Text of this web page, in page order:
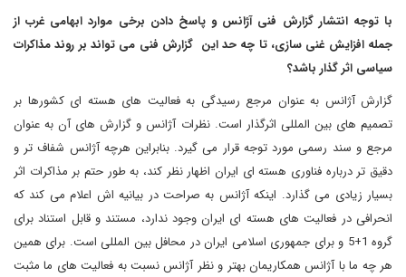
با توجه انتشار گزارش فنی آژانس و پاسخ دادن برخی موارد ابهامی غرب از
جمله افزایش غنی سازی، تا چه حد این گزارش فنی می تواند بر روند مذاکرات
سیاسی اثر گذار باشد؟
گزارش آژانس به عنوان مرجع رسیدگی به فعالیت های هسته ای کشورها بر
تصمیم های بین المللی اثرگذار است. نظرات آژانس و گزارش های آن به عنوان
مرجع و سند رسمی مورد توجه قرار می گیرد. بنابراین هرچه آژانس شفاف تر و
دقیق تر درباره فناوری هسته ای ایران اظهار نظر کند، به طور حتم بر مذاکرات اثر
بسیار زیادی می گذارد. اینکه آژانس به صراحت در بیانیه اش اعلام می کند که
انحرافی در فعالیت های هسته ای ایران وجود ندارد، مستند و قابل استناد برای
گروه 5+1 و برای جمهوری اسلامی ایران در محافل بین المللی است. برای همین
هر چه ما با آژانس همکاریمان بهتر و نظر آژانس نسبت به فعالیت های ما مثبت